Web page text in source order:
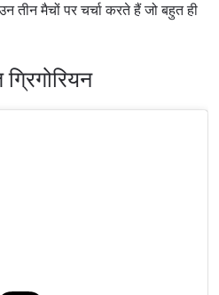
मैचों पर चर्चा करते हैं जो बहुत ही